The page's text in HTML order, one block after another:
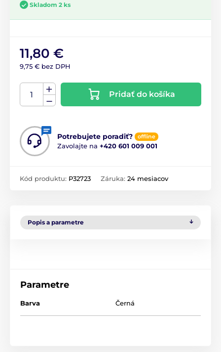
Skladom 2 ks
11,80 €
9,75 € bez DPH
Pridať do košíka
Potrebujete poradiť? offline
Zavolajte na +420 601 009 001
Kód produktu: P32723 Záruka: 24 mesiacov
Popis a parametre
Parametre
Barva Černá